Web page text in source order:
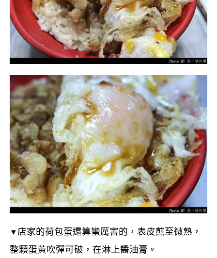
▼ 店家的荷包蛋還算蠻厲害的，表皮煎至微熟，
整顆蛋黃吹彈可破，在淋上醬油膏。